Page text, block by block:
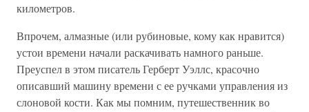
километров.
Впрочем, алмазные (или рубиновые, кому как нравится)
устои времени начали раскачивать намного раньше.
Преуспел в этом писатель Герберт Уэллс, красочно
описавший машину времени с ее ручками управления из
слоновой кости. Как мы помним, путешественник во